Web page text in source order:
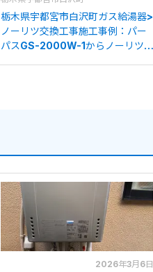
栃木県宇都宮市白沢町ガス給湯器>
ノーリツ交換工事施工事例：パー
パスGS-2000W-1からノーリツ
2026年3月6日